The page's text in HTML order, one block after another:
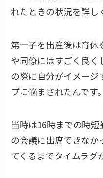
れたときの状況を詳し
第一子を出産後は育休
や同僚にはすごく良く
の際に自分がイメージ
プに悩まされたんです。
当時は16時までの時
の会議に出席できなか
てくるまでタイムラグ